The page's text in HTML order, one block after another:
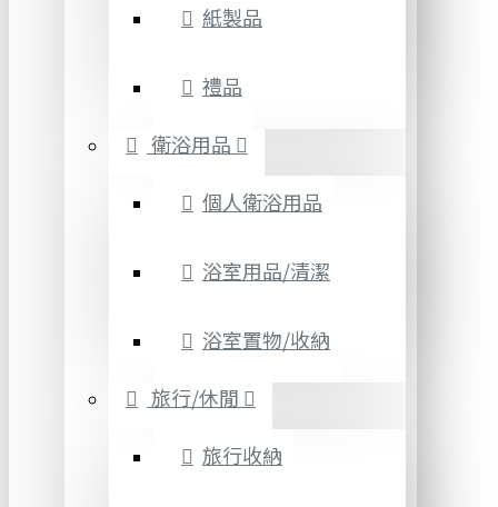
紙製品
禮品
衛浴用品
個人衛浴用品
浴室用品/清潔
浴室置物/收納
旅行/休閒
旅行收納